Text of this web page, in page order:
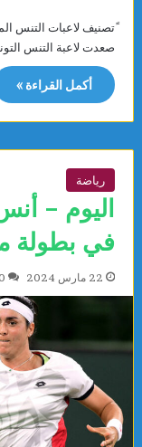
صعدت لاعبة التنس
أكمل القراءة »
رياضة
اليوم –
في بطولة
22 مارس 2024 0